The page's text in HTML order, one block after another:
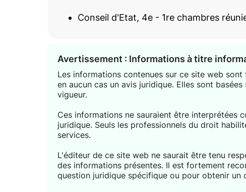
Conseil d'Etat, 4e - 1re chambres
Avertissement : Informations à titre
Les informations contenues sur ce site web
en aucun cas un avis juridique. Elles sont
vigueur.
Ces informations ne sauraient être interprétées
juridique. Seuls les professionnels du droit
services.
L'éditeur de ce site web ne saurait être tenu
des informations présentes. Il est fortement
question juridique spécifique ou pour obtenir